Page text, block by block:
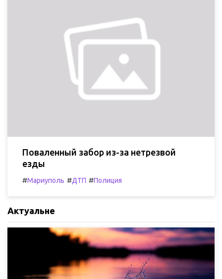
Поваленный забор из-за нетрезвой
езды
#Мариуполь #ДТП #Полиция
Актуальне